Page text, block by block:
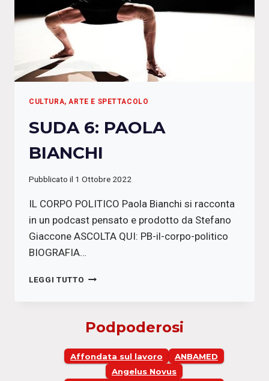
CULTURA, ARTE E SPETTACOLO
SUDA 6: PAOLA
BIANCHI
Pubblicato il 1 Ottobre 2022
IL CORPO POLITICO Paola Bianchi si racconta
in un podcast pensato e prodotto da Stefano
Giaccone ASCOLTA QUI: PB-il-corpo-politico
BIOGRAFIA…
LEGGI TUTTO SUDA
Podpoderosi
Affondata sul lavoro
ANBAMED
Angelus Novus